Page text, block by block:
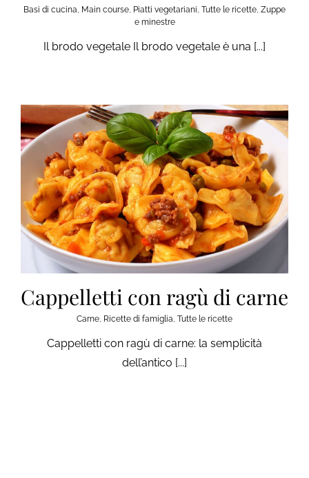
Basi di cucina, Main course, Piatti vegetariani, Tutte le ricette, Zuppe
e minestre
Il brodo vegetale Il brodo vegetale è una [...]
Cappelletti con ragù di carne
Carne Ricette di famiglia Tutte le ricette
Cappelletti con ragù di carne: la semplicità
dell’antico [...]